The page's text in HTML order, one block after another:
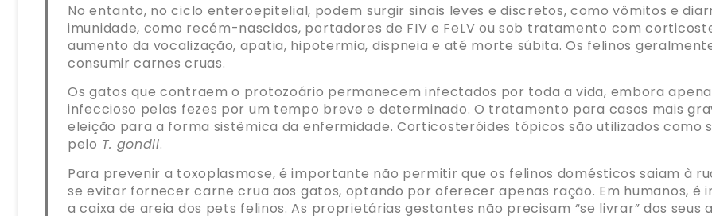
No entanto, no ciclo enteroepitelial, podem surgir sinais leves e discretos, como vômitos e
imunidade, como recém-nascidos, portadores de FIV e FeLV ou sob tratamento com
aumento da vocalização, apatia, hipotermia, dispneia e até morte súbita. Os felinos
consumir carnes cruas.
Os gatos que contraem o protozoário permanecem infectados por toda a vida, embora
infeccioso pelas fezes por um tempo breve e determinado. O tratamento para casos mais
eleição para a forma sistêmica da enfermidade. Corticosteróides tópicos são utilizados
pelo T. gondii.
Para prevenir a toxoplasmose, é importante não permitir que os felinos domésticos saiam à
se evitar fornecer carne crua aos gatos, optando por oferecer apenas ração. Em humanos,
a caixa de areia dos pets felinos. As proprietárias gestantes não precisam “se livrar” dos